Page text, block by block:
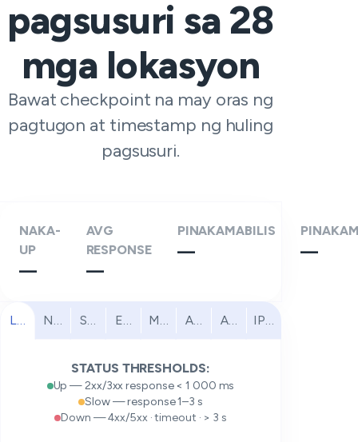
pagsusuri sa28
mga lokasyon
Bawat checkpoint na may oras ng
pagtugon at timestamp ng huling
pagsusuri.
NAKA-
UP
—
AVG
RESPONSE
—
PINAKAMABILIS
— —
Lahat North America
South America
EuropeMiddle East
Africa Asia Pacific
IPv6
STATUS THRESHOLDS:
Up — 2xx/3xx response < 1 000 ms
Slow — response 1–3 s
Down — 4xx/5xx · timeout · > 3 s